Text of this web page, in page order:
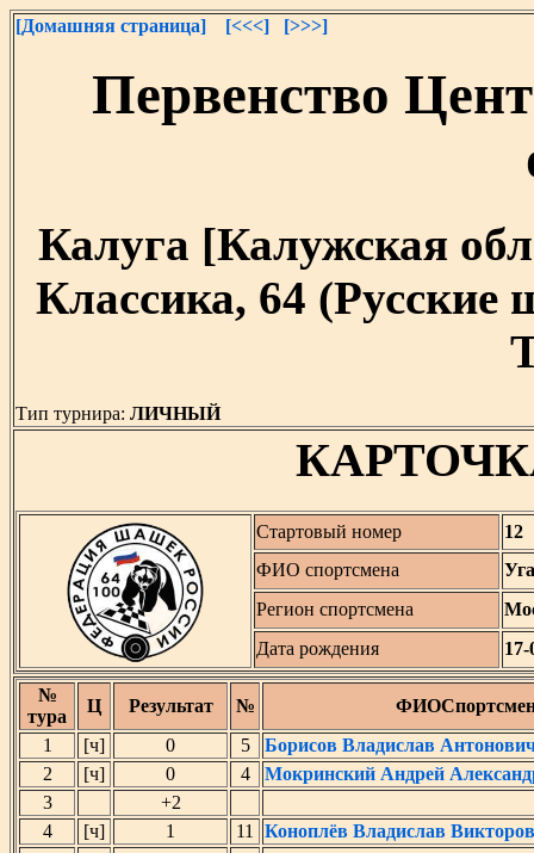
[Домашняя страница] [<<<] [>>>]
Первенство
Калуга [Калужская
Классика, 64
Тип турнира: ЛИЧНЫЙ
Стартовый номер
12
ФИО спортсмена
Регион спортсмена
Дата рождения
17-
№
тура
Ц Результат №
1
[ч] 0 5
Борисов Владислав
2
[ч] 0 4
Мокринский Андрей
3
+2
4
[ч] 1 11
Коноплёв Владислав